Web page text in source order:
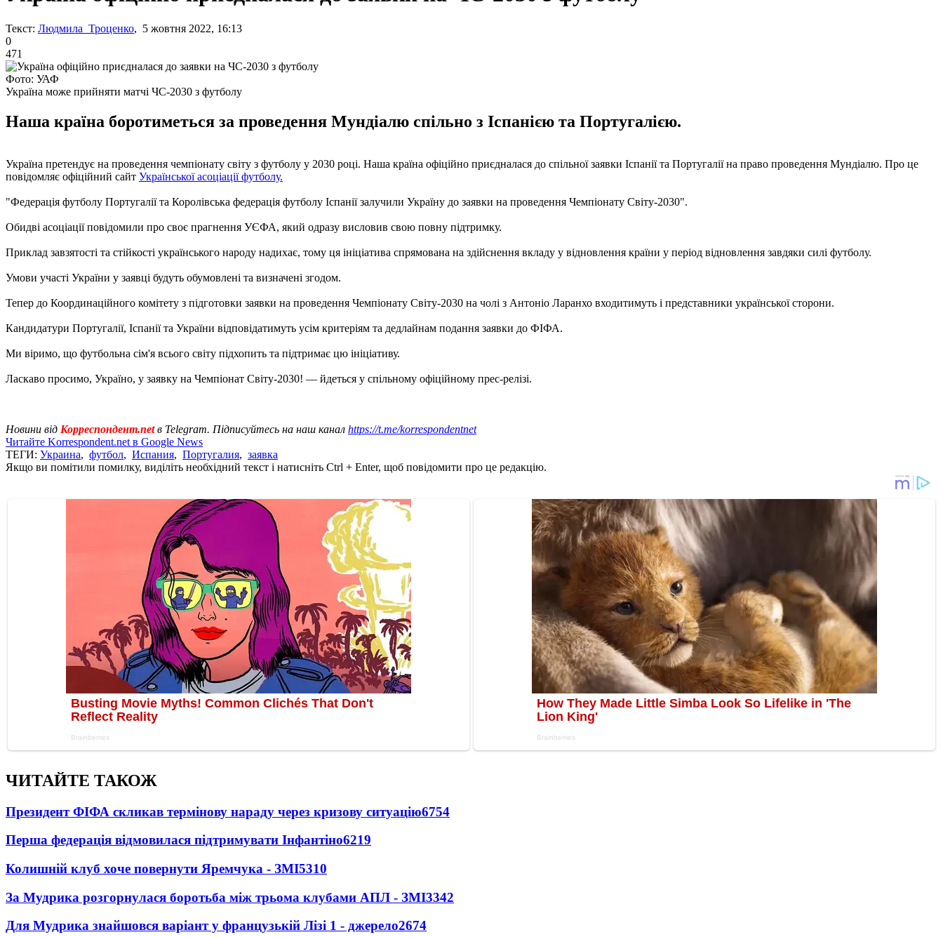
Текст: Людмила Троценко, 5 жовтня 2022, 16:13
0
471
Фото: УАФ
Україна може прийняти матчі ЧС-2030 з футболу
Наша країна боротиметься за проведення Мундіалю спільно з Іспанією та Португалією.
Україна претендує на проведення чемпіонату світу з футболу у 2030 році. Наша країна офіційно приєдналася до спільної заявки Іспанії та Португалії на право проведення Мундіалю. Про це
повідомляє офіційний сайт Української асоціації футболу.
"Федерація футболу Португалії та Королівська федерація футболу Іспанії залучили Україну до заявки на проведення Чемпіонату Світу-2030".
Обидві асоціації повідомили про своє прагнення УЄФА, який одразу висловив свою повну підтримку.
Приклад завзятості та стійкості українського народу надихає, тому ця ініціатива спрямована на здійснення вкладу у відновлення країни у період відновлення завдяки силі футболу.
Умови участі України у заявці будуть обумовлені та визначені згодом.
Тепер до Координаційного комітету з підготовки заявки на проведення Чемпіонату Світу-2030 на чолі з Антоніо Ларанхо входитимуть і представники української сторони.
Кандидатури Португалії, Іспанії та України відповідатимуть усім критеріям та дедлайнам подання заявки до ФІФА.
Ми віримо, що футбольна сім'я всього світу підхопить та підтримає цю ініціативу.
Ласкаво просимо, Україно, у заявку на Чемпіонат Світу-2030! — йдеться у спільному офіційному прес-релізі.
Новини від Корреспондент.netв Telegram. Підписуйтесь на наш канал https://t.me/korrespondentnet
Читайте Korrespondent.net в Google News
ТЕГИ: Украина, футбол, Испания, Португалия, заявка
Якщо ви помітили помилку, виділіть необхідний текст і натисніть Ctrl + Enter, щоб повідомити про це редакцію.
ЧИТАЙТЕ ТАКОЖ
Президент ФІФА скликав термінову нараду через кризову ситуацію6754
Перша федерація відмовилася підтримувати Інфантіно6219
Колишній клуб хоче повернути Яремчука - ЗМІ5310
За Мудрика розгорнулася боротьба між трьома клубами АПЛ - ЗМІ3342
Для Мудрика знайшовся варіант у французькій Лізі 1 - джерело2674